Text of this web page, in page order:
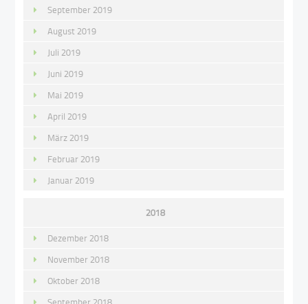
September 2019
August 2019
Juli 2019
Juni 2019
Mai 2019
April 2019
März 2019
Februar 2019
Januar 2019
2018
Dezember 2018
November 2018
Oktober 2018